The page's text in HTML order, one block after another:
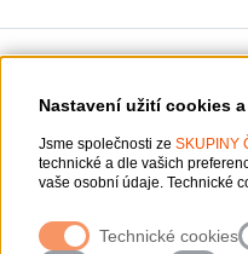
Nastavení užití cookies
Jsme společnosti ze SKUPINY
technické a dle vašich
vaše osobní údaje. Technické
webové stránky vašim
Pro sběr a zpracování
Technické cookies
O ČEZ, a. s.
Podpora